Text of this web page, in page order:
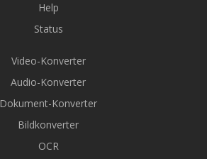
Help
Status
Video-Konverter
Audio-Konverter
Dokument-Konverter
Bildkonverter
OCR